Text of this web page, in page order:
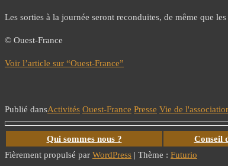
Les sorties à la journée seront reconduites, de même que
© Ouest-France
Voir l’article sur “Ouest-France”
Publié dansActivités Ouest-France Presse Vie de
Qui sommes nous ? Conseil
Fièrement propulsé par WordPress | Thème : Futurio